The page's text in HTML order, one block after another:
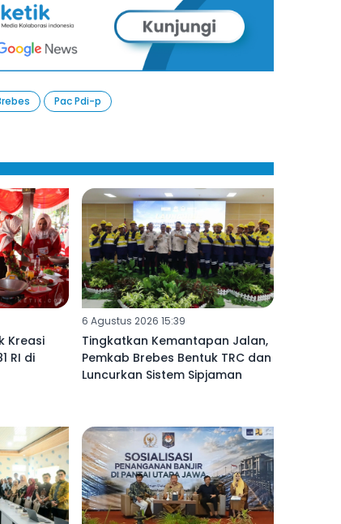
Pac Pdi-p
Kreasi
RI di
6 Agustus 2026 15:39
Tingkatkan Kemantapan Jalan,
Pemkab Brebes Bentuk TRC dan
Luncurkan Sistem Sipjaman